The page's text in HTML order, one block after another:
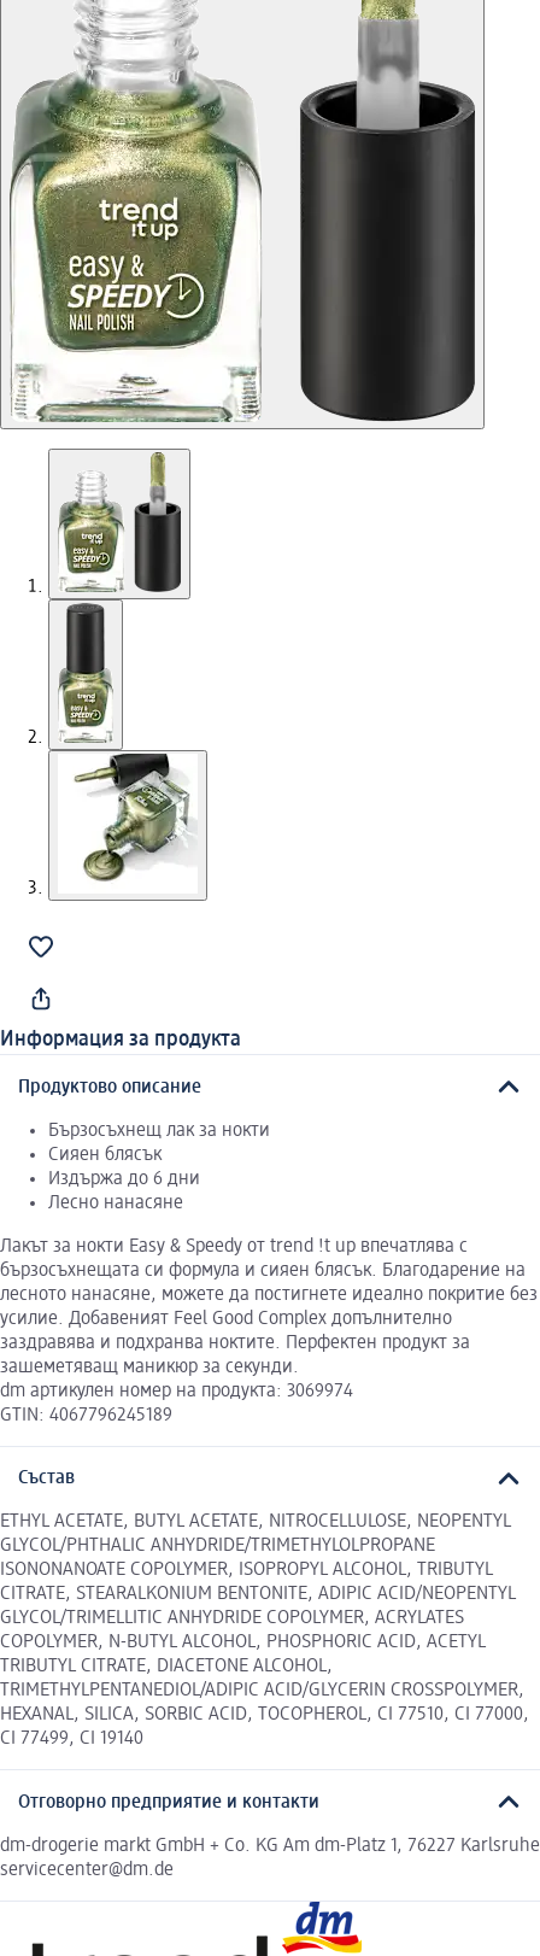
Информация за продукта
Продуктово описание
Бързосъхнещ лак за нокти
Сияен блясък
Издържа до 6 дни
Лесно нанасяне
Лакът за нокти Easy & Speedy от trend !t up впечатлява с
бързосъхнещата си формула и сияен блясък. Благодарение на
лесното нанасяне, можете да постигнете идеално покритие без
усилие. Добавеният Feel Good Complex допълнително
заздравява и подхранва ноктите. Перфектен продукт за
зашеметяващ маникюр за секунди.
dm артикулен номер на продукта: 3069974
GTIN: 4067796245189
Състав
ETHYL ACETATE, BUTYL ACETATE, NITROCELLULOSE, NEOPENTYL
GLYCOL/PHTHALIC ANHYDRIDE/TRIMETHYLOLPROPANE
ISONONANOATE COPOLYMER, ISOPROPYL ALCOHOL, TRIBUTYL
CITRATE, STEARALKONIUM BENTONITE, ADIPIC ACID/NEOPENTYL
GLYCOL/TRIMELLITIC ANHYDRIDE COPOLYMER, ACRYLATES
COPOLYMER, N-BUTYL ALCOHOL, PHOSPHORIC ACID, ACETYL
TRIBUTYL CITRATE, DIACETONE ALCOHOL,
TRIMETHYLPENTANEDIOL/ADIPIC ACID/GLYCERIN CROSSPOLYMER,
HEXANAL, SILICA, SORBIC ACID, TOCOPHEROL, CI 77510, CI 77000,
CI 77499, CI 19140
Отговорно предприятие и контакти
dm-drogerie markt GmbH + Co. KG Am dm-Platz 1, 76227 Karlsruhe
servicecenter@dm.de